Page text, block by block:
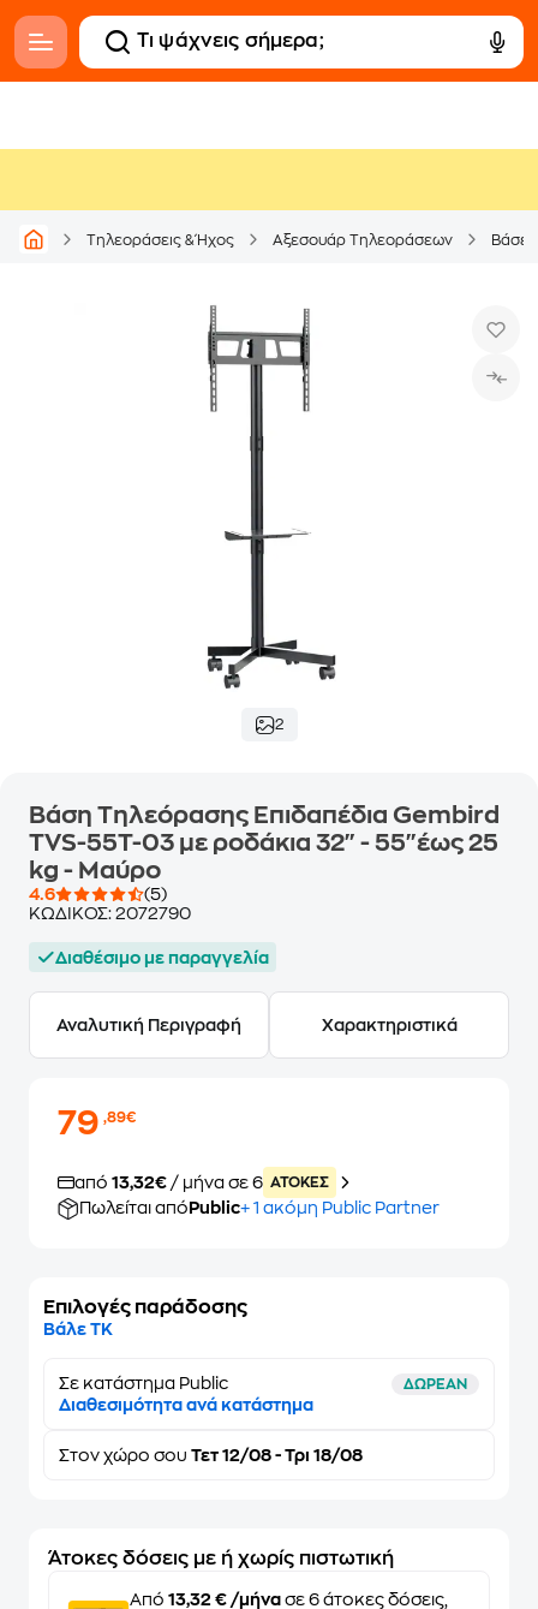
Τηλεοράσεις & Ήχος Αξεσουάρ Τηλεοράσεων
2
Βάση Τηλεόρασης Επιδαπέδια Gembird
TVS-55T-03 με ροδάκια 32" - 55"έως 25
kg - Μαύρο
4.6
(5)
ΚΩΔΙΚΟΣ: 2072790
Διαθέσιμο με παραγγελία
Αναλυτική Περιγραφή Χαρακτηριστικά
79,89€
από 13,32€ / μήνα σε 6 ATOKEΣ
Πωλείται από Public+ 1 ακόμη Public Partner
Επιλογές παράδοσης
Βάλε ΤΚ
Σε κατάστημα Public ΔΩΡΕΑΝ
Διαθεσιμότητα ανά κατάστημα
Στον χώρο σου Τετ 12/08 - Τρι 18/08
Άτοκες δόσεις με ή χωρίς πιστωτική
Από 13,32 € /μήνα σε 6 άτοκες δόσεις,